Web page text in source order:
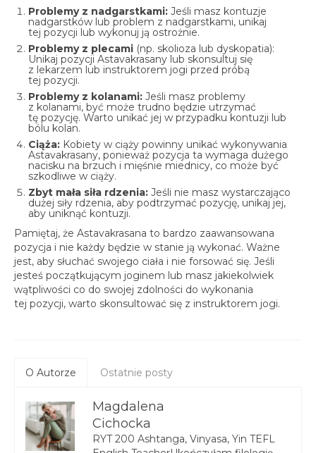
Problemy z nadgarstkami: Jeśli masz kontuzje
nadgarstków lub problem z nadgarstkami, unikaj
tej pozycji lub wykonuj ją ostrożnie.
Problemy z plecami (np. skolioza lub dyskopatia):
Unikaj pozycji Astavakrasany lub skonsultuj się
z lekarzem lub instruktorem jogi przed próbą
tej pozycji.
Problemy z kolanami: Jeśli masz problemy
z kolanami, być może trudno będzie utrzymać
tę pozycję. Warto unikać jej w przypadku kontuzji lub
bólu kolan.
Ciąża: Kobiety w ciąży powinny unikać wykonywania
Astavakrasany, ponieważ pozycja ta wymaga dużego
nacisku na brzuch i mięśnie miednicy, co może być
szkodliwe w ciąży.
Zbyt mała siła rdzenia: Jeśli nie masz wystarczająco
dużej siły rdzenia, aby podtrzymać pozycję, unikaj jej,
aby uniknąć kontuzji.
Pamiętaj, że Astavakrasana to bardzo zaawansowana
pozycja i nie każdy będzie w stanie ją wykonać. Ważne
jest, aby słuchać swojego ciała i nie forsować się. Jeśli
jesteś początkującym joginem lub masz jakiekolwiek
wątpliwości co do swojej zdolności do wykonania
tej pozycji, warto skonsultować się z instruktorem jogi.
O Autorze Ostatnie posty
Magdalena
Cichocka
RYT 200 Ashtanga, Vinyasa, Yin TEFL